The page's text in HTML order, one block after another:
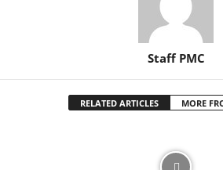
Staff PMC
RELATED ARTICLES MORE